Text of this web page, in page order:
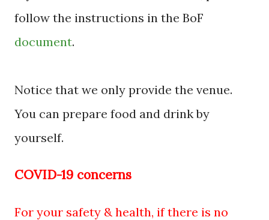
follow the instructions in the BoF
document.
Notice that we only provide the venue.
You can prepare food and drink by
yourself.
COVID-19 concerns
For your safety & health, if there is no